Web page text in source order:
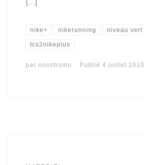
[…]
nike+ nikerunning niveau vert
tcx2nikeplus
par noostromo Publié4 juillet 2010